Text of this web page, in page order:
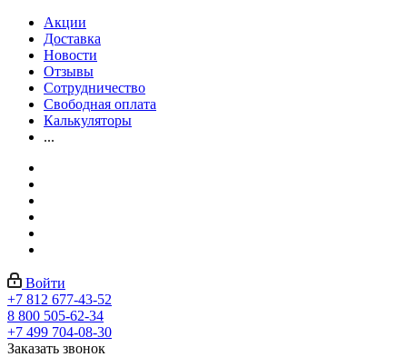
Акции
Доставка
Новости
Отзывы
Сотрудничество
Свободная оплата
Калькуляторы
...
Войти
+7 812 677-43-52
8 800 505-62-34
+7 499 704-08-30
Заказать звонок